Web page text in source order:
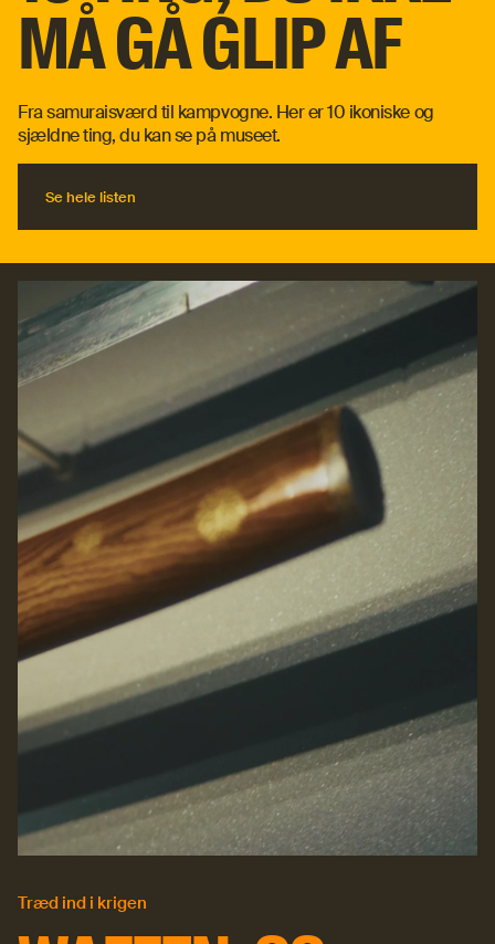
MÅ GÅ GLIP AF
Fra samuraisværd til kampvogne. Her er 10 ikoniske og
sjældne ting, du kan se på museet.
Se hele listen
Se hele listen
Træd ind i krigen